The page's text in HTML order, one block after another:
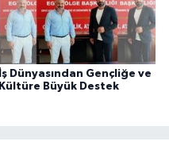
İş Dünyasından Gençliğe ve
Kültüre Büyük Destek